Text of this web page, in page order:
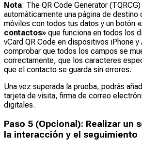
Nota: The QR Code Generator
automáticamente una página de destino
móviles con todos tus datos y un botón
contactos» que funciona en todos los
vCard QR Code en dispositivos iPhone y
comprobar que todos los campos se
correctamente, que los caracteres
que el contacto se guarda sin errores.
Una vez superada la prueba, podrás
tarjeta de visita, firma de correo
digitales.
Paso 5 (Opcional): Realizar un
la interacción y el seguimiento